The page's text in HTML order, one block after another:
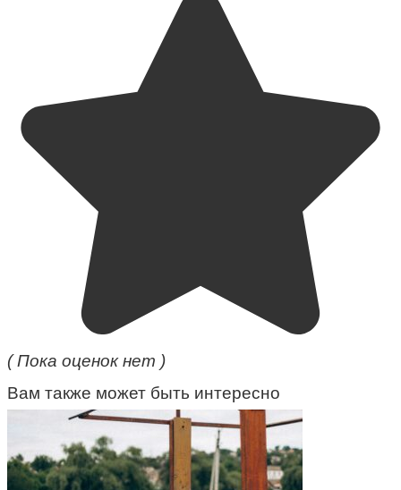
( Пока оценок нет )
Вам также может быть интересно